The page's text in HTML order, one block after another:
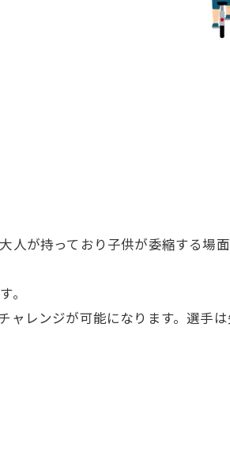
が持っており子供が委縮する場面
。
レンジが可能になります。選手